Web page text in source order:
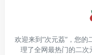
欢迎来到“次元荔”，您
理了全网最热门的二次